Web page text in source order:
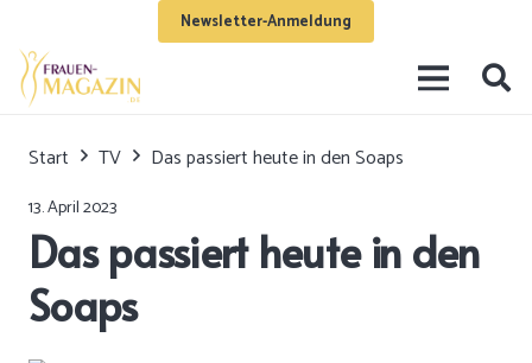
Newsletter-Anmeldung
Start TV Das passiert heute in den Soaps
13. April 2023
Das passiert heute in den
Soaps